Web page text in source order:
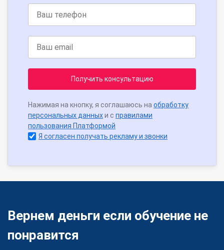
Получить консультацию
Нажимая на кнопку, я соглашаюсь на обработку
персональных данныхи с правилами
пользования Платформой
Я согласен получать рекламу и звонки
Вернем деньги если обучение не
понравится